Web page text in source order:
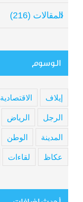
المقالات (216)
الوسوم
إيلاف الاقتصادية
الرجل الرياض
المدينة الوطن
عكاظ لقاءات